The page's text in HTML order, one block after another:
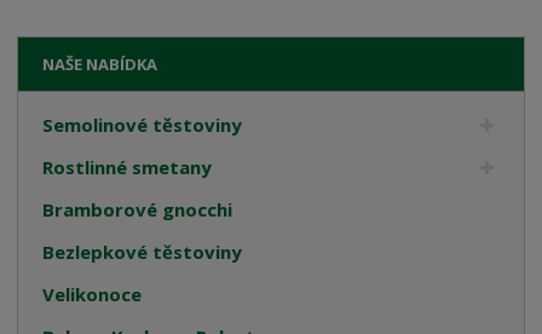
NAŠE NABÍDKA
Semolinové těstoviny
Rostlinné smetany
Bramborové gnocchi
Bezlepkové těstoviny
Velikonoce